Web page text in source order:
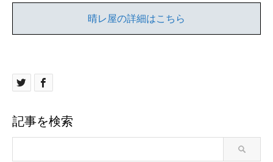
晴レ屋の詳細はこちら
記事を検索